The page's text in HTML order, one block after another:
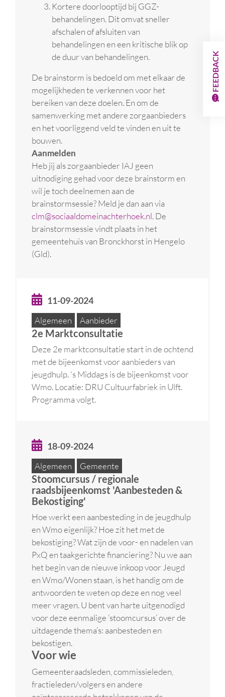
Kortere doorlooptijd bij GGZ-
behandelingen. Dit omvat sneller
afschalen of afsluiten van
behandelingen en een kritische blik op
de duur van behandelingen.
De brainstorm is bedoeld om met elkaar de
mogelijkheden te verkennen voor het
bereiken van deze doelen. En om de
samenwerking met andere zorgaanbieders
en het voorliggend veld te vinden en uit te
bouwen.
Aanmelden
Heb jij als zorgaanbieder IAJ geen
uitnodiging gehad voor deze brainstorm en
wil je toch deelnemen aan de
brainstormsessie? Meld je dan aan via
clm@sociaaldomeinachterhoek.nl. De
brainstormsessie vindt plaats in het
gemeentehuis van Bronckhorst in Hengelo
(Gld).
11-09-2024
Algemeen Aanbieder
2e Marktconsultatie
Deze 2e marktconsultatie start in de ochtend
met de bijeenkomst voor aanbieders van
jeugdhulp. 's Middags is de bijeenkomst voor
Wmo. Locatie: DRU Cultuurfabriek in Ulft.
Programma volgt.
18-09-2024
Algemeen Gemeente
Stoomcursus / regionale
raadsbijeenkomst 'Aanbesteden &
Bekostiging'
Hoe werkt een aanbesteding in de jeugdhulp
en Wmo eigenlijk? Hoe zit het met de
bekostiging? Wat zijn de voor- en nadelen van
PxQ en taakgerichte financiering? Nu we aan
het begin van de nieuwe inkoop voor Jeugd
en Wmo/Wonen staan, is het handig om de
antwoorden te weten op deze en nog veel
meer vragen. U bent van harte uitgenodigd
voor deze eenmalige ‘stoomcursus’ over de
uitdagende thema’s: aanbesteden en
bekostigen.
Voor wie
Gemeenteraadsleden, commissieleden,
fractieleden/volgers en andere
FEEDBACK